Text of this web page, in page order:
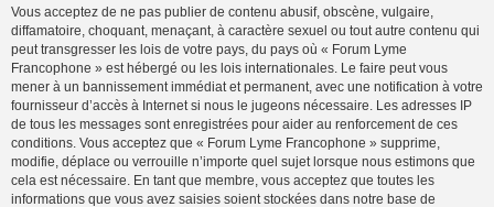
Vous acceptez de ne pas publier de contenu abusif, obscène, vulgaire,
diffamatoire, choquant, menaçant, à caractère sexuel ou tout autre contenu qui
peut transgresser les lois de votre pays, du pays où « Forum Lyme
Francophone » est hébergé ou les lois internationales. Le faire peut vous
mener à un bannissement immédiat et permanent, avec une notification à votre
fournisseur d’accès à Internet si nous le jugeons nécessaire. Les adresses IP
de tous les messages sont enregistrées pour aider au renforcement de ces
conditions. Vous acceptez que « Forum Lyme Francophone » supprime,
modifie, déplace ou verrouille n’importe quel sujet lorsque nous estimons que
cela est nécessaire. En tant que membre, vous acceptez que toutes les
informations que vous avez saisies soient stockées dans notre base de